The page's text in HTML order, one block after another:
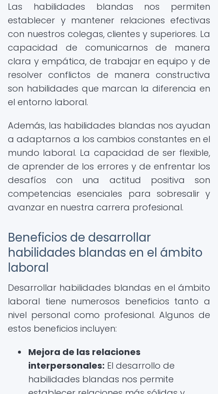
Las habilidades blandas nos permiten
establecer y mantener relaciones efectivas
con nuestros colegas, clientes y superiores. La
capacidad de comunicarnos de manera
clara y empática, de trabajar en equipo y de
resolver conflictos de manera constructiva
son habilidades que marcan la diferencia en
el entorno laboral.
Además, las habilidades blandas nos ayudan
a adaptarnos a los cambios constantes en el
mundo laboral. La capacidad de ser flexible,
de aprender de los errores y de enfrentar los
desafíos con una actitud positiva son
competencias esenciales para sobresalir y
avanzar en nuestra carrera profesional.
Beneficios de desarrollar
habilidades blandas en el ámbito
laboral
Desarrollar habilidades blandas en el ámbito
laboral tiene numerosos beneficios tanto a
nivel personal como profesional. Algunos de
estos beneficios incluyen:
Mejora de las relaciones
interpersonales: El desarrollo de
habilidades blandas nos permite